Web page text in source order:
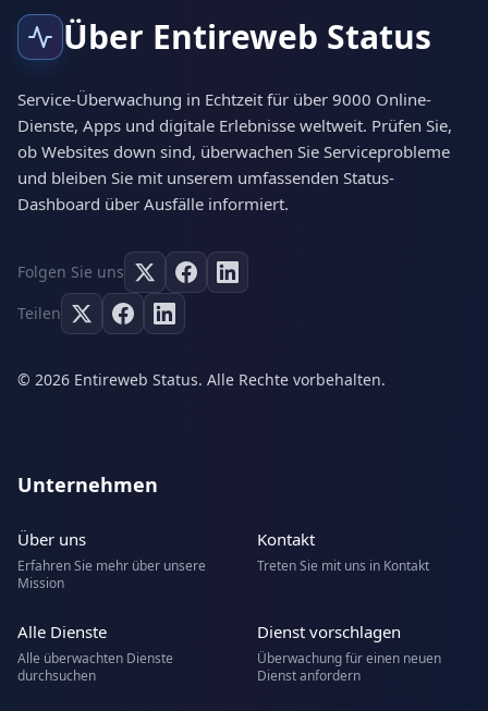
Über Entireweb Status
Service-Überwachung in Echtzeit für über 9000 Online-
Dienste, Apps und digitale Erlebnisse weltweit. Prüfen Sie,
ob Websites down sind, überwachen Sie Serviceprobleme
und bleiben Sie mit unserem umfassenden Status-
Dashboard über Ausfälle informiert.
Folgen Sie uns
Teilen
© 2026 Entireweb Status. Alle Rechte vorbehalten.
Unternehmen
Über uns
Erfahren Sie mehr über unsere
Mission
Kontakt
Treten Sie mit uns in Kontakt
Alle Dienste
Alle überwachten Dienste
durchsuchen
Dienst vorschlagen
Überwachung für einen neuen
Dienst anfordern